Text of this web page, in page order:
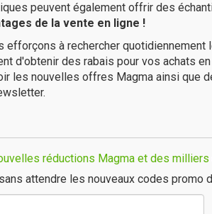
peuvent également offrir des
de la vente en ligne !
efforçons à rechercher
d'obtenir des rabais pour vos achats
les nouvelles offres Magma ainsi que
réductions Magma et des milliers
attendre les nouveaux codes promo